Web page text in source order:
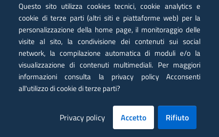
Moduli
Posta elettronica certificata PEC
Privacy
Note legali
Contatti
Dichiarazione di accessibilità
Questo sito utilizza cookies tecnici, cookie analytics e
cookie di terze parti (altri siti e piattaforme web) per la
personalizzazione della home page, il monitoraggio delle
visite al sito, la condivisione dei contenuti sui social
network, la compilazione automatica di moduli e/o la
visualizzazione di contenuti multimediali. Per maggiori
informazioni consulta la privacy policy Acconsenti
all'utilizzo di cookie di terze parti?
Privacy policy Accetto Rifiuto